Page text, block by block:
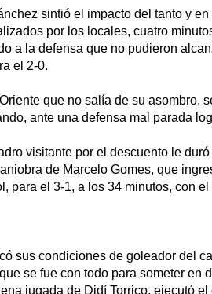
sintió el impacto del tanto y
por los locales, cuatro
a la defensa que no pudieron
el 2-0.
que no salía de su asombro,
ante una defensa mal parada
visitante por el descuento le
de Marcelo Gomes, que
para el 3-1, a los 34 minutos, con
sus condiciones de goleador del
se fue con todo para someter en
jugada de Didí Torrico, ejecutó